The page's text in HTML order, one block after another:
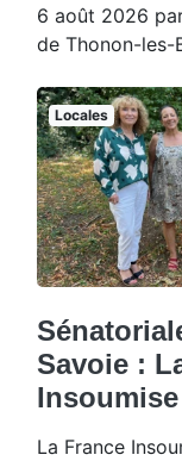
6 août 2026
de Thonon-les-
Locales
Savoie :
La France